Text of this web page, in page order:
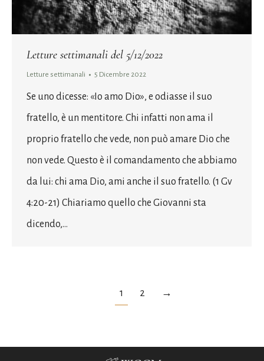
Letture settimanali del 5/12/2022
Letture settimanali 5 Dicembre 2022
Se uno dicesse: «Io amo Dio», e odiasse il suo
fratello, è un mentitore. Chi infatti non ama il
proprio fratello che vede, non può amare Dio che
non vede. Questo è il comandamento che abbiamo
da lui: chi ama Dio, ami anche il suo fratello. (1 Gv
4:20-21) Chiariamo quello che Giovanni sta
dicendo,…
1 2 →